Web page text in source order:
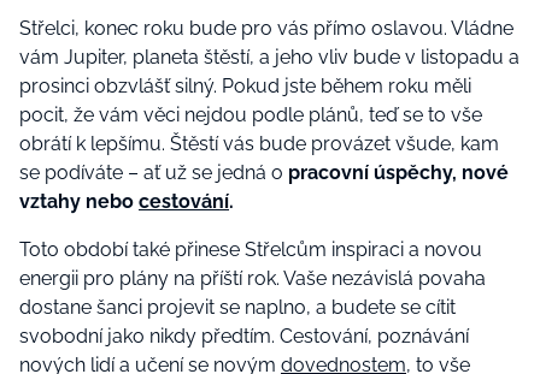
Střelci, konec roku bude pro vás přímo oslavou. Vládne
vám Jupiter, planeta štěstí, a jeho vliv bude v listopadu a
prosinci obzvlášť silný. Pokud jste během roku měli
pocit, že vám věci nejdou podle plánů, teď se to vše
obrátí k lepšímu. Štěstí vás bude provázet všude, kam
se podíváte – ať už se jedná o pracovní úspěchy, nové
vztahy nebo cestování.
Toto období také přinese Střelcům inspiraci a novou
energii pro plány na příští rok​. Vaše nezávislá povaha
dostane šanci projevit se naplno, a budete se cítit
svobodní jako nikdy předtím. Cestování, poznávání
nových lidí a učení se novým dovednostem, to vše